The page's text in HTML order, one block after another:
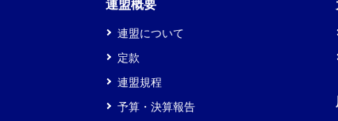
連盟について
定款
連盟規程
予算・決算報告